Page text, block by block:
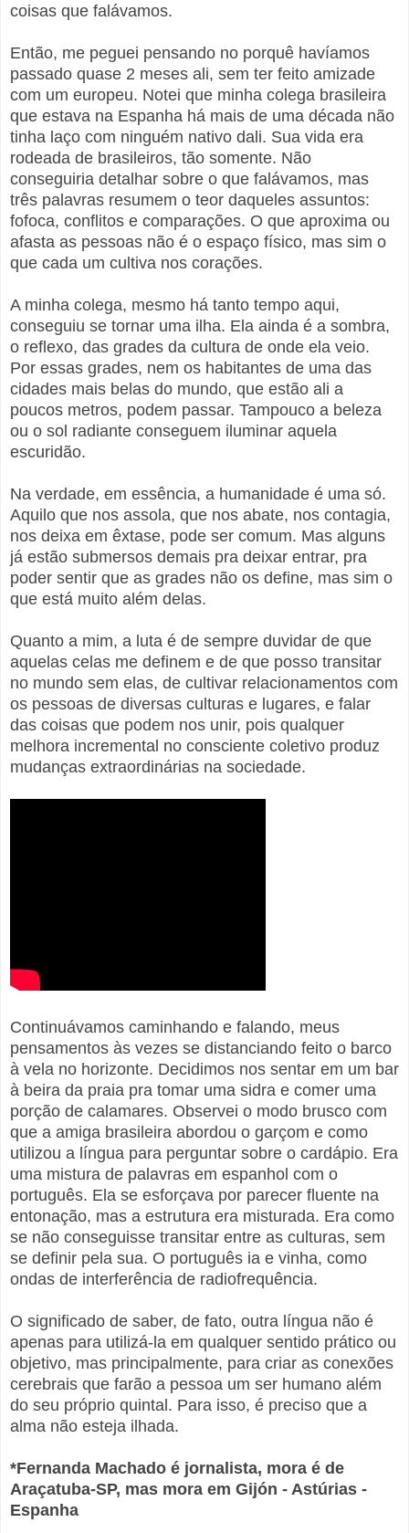
coisas que falávamos.
Então, me peguei pensando no porquê havíamos
passado quase 2 meses ali, sem ter feito amizade
com um europeu. Notei que minha colega brasileira
que estava na Espanha há mais de uma década não
tinha laço com ninguém nativo dali. Sua vida era
rodeada de brasileiros, tão somente. Não
conseguiria detalhar sobre o que falávamos, mas
três palavras resumem o teor daqueles assuntos:
fofoca, conflitos e comparações. O que aproxima ou
afasta as pessoas não é o espaço físico, mas sim o
que cada um cultiva nos corações.
A minha colega, mesmo há tanto tempo aqui,
conseguiu se tornar uma ilha. Ela ainda é a sombra,
o reflexo, das grades da cultura de onde ela veio.
Por essas grades, nem os habitantes de uma das
cidades mais belas do mundo, que estão ali a
poucos metros, podem passar. Tampouco a beleza
ou o sol radiante conseguem iluminar aquela
escuridão.
Na verdade, em essência, a humanidade é uma só.
Aquilo que nos assola, que nos abate, nos contagia,
nos deixa em êxtase, pode ser comum. Mas alguns
já estão submersos demais pra deixar entrar, pra
poder sentir que as grades não os define, mas sim o
que está muito além delas.
Quanto a mim, a luta é de sempre duvidar de que
aquelas celas me definem e de que posso transitar
no mundo sem elas, de cultivar relacionamentos com
os pessoas de diversas culturas e lugares, e falar
das coisas que podem nos unir, pois qualquer
melhora incremental no consciente coletivo produz
mudanças extraordinárias na sociedade.
Continuávamos caminhando e falando, meus
pensamentos às vezes se distanciando feito o barco
à vela no horizonte. Decidimos nos sentar em um bar
à beira da praia pra tomar uma sidra e comer uma
porção de calamares. Observei o modo brusco com
que a amiga brasileira abordou o garçom e como
utilizou a língua para perguntar sobre o cardápio. Era
uma mistura de palavras em espanhol com o
português. Ela se esforçava por parecer fluente na
entonação, mas a estrutura era misturada. Era como
se não conseguisse transitar entre as culturas, sem
se definir pela sua. O português ia e vinha, como
ondas de interferência de radiofrequência.
O significado de saber, de fato, outra língua não é
apenas para utilizá-la em qualquer sentido prático ou
objetivo, mas principalmente, para criar as conexões
cerebrais que farão a pessoa um ser humano além
do seu próprio quintal. Para isso, é preciso que a
alma não esteja ilhada.
*Fernanda Machado é jornalista, mora é de
Araçatuba-SP, mas mora em Gijón - Astúrias -
Espanha